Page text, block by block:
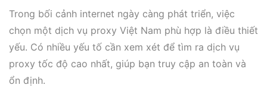
Trong bối cảnh internet ngày càng phát triển, việc
chọn một dịch vụ proxy Việt Nam phù hợp là điều thiết
yếu. Có nhiều yếu tố cần xem xét để tìm ra dịch vụ
proxy tốc độ cao nhất, giúp bạn truy cập an toàn và
ổn định.